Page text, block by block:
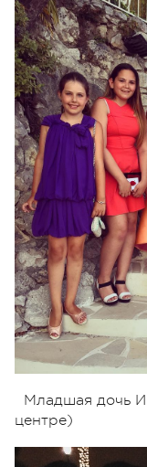
Младшая дочь
центре)